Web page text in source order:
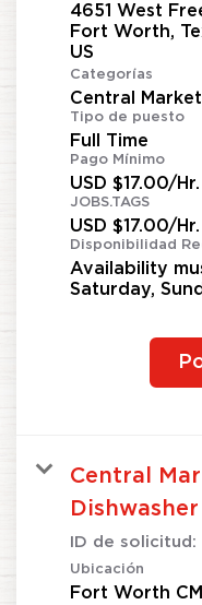
4651 West
Fort Worth,
Categorías
Central
Tipo de puesto
Full Time
Pago Mínimo
USD $17.00/Hr.
JOBS.TAGS
USD $17.00/Hr.
Disponibilidad
Availability
Saturday,
Central
ID de solicitud:
Ubicación
Fort Worth